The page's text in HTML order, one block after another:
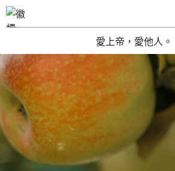
愛上帝，愛他人。